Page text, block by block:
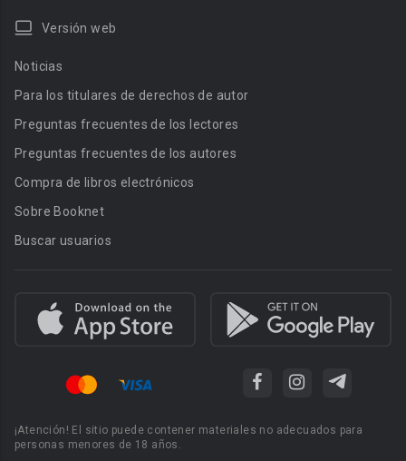
Versión web
Noticias
Para los titulares de derechos de autor
Preguntas frecuentes de los lectores
Preguntas frecuentes de los autores
Compra de libros electrónicos
Sobre Booknet
Buscar usuarios
¡Atención! El sitio puede contener materiales no adecuados para
personas menores de 18 años.